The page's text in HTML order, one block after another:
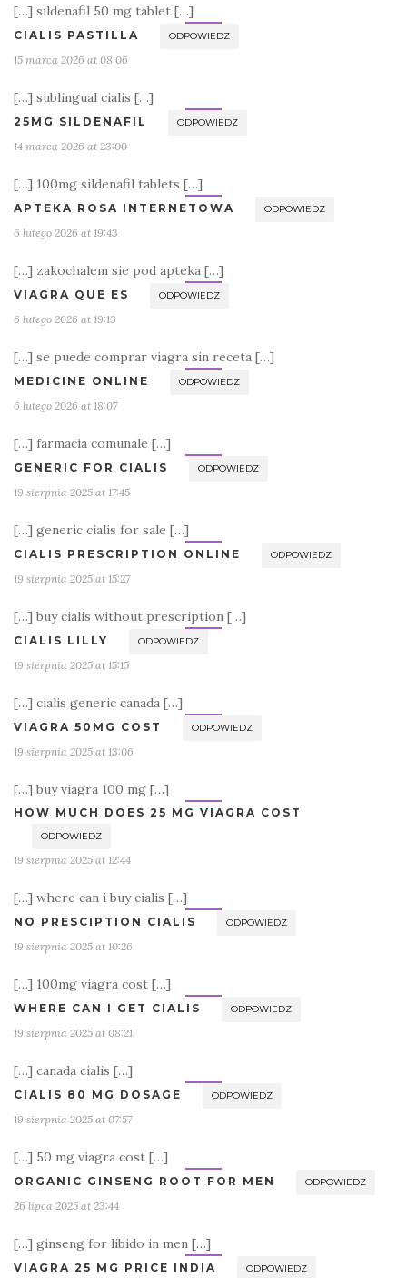
[…] sildenafil 50 mg tablet […]
CIALIS PASTILLA ODPOWIEDZ
15 marca 2026 at 08:06
[…] sublingual cialis […]
25MG SILDENAFIL ODPOWIEDZ
14 marca 2026 at 23:00
[…] 100mg sildenafil tablets […]
APTEKA ROSA INTERNETOWA ODPOWIEDZ
6 lutego 2026 at 19:43
[…] zakochalem sie pod apteka […]
VIAGRA QUE ES ODPOWIEDZ
6 lutego 2026 at 19:13
[…] se puede comprar viagra sin receta […]
MEDICINE ONLINE ODPOWIEDZ
6 lutego 2026 at 18:07
[…] farmacia comunale […]
GENERIC FOR CIALIS ODPOWIEDZ
19 sierpnia 2025 at 17:45
[…] generic cialis for sale […]
CIALIS PRESCRIPTION ONLINE ODPOWIEDZ
19 sierpnia 2025 at 15:27
[…] buy cialis without prescription […]
CIALIS LILLY ODPOWIEDZ
19 sierpnia 2025 at 15:15
[…] cialis generic canada […]
VIAGRA 50MG COST ODPOWIEDZ
19 sierpnia 2025 at 13:06
[…] buy viagra 100 mg […]
HOW MUCH DOES 25 MG VIAGRA COST
ODPOWIEDZ
19 sierpnia 2025 at 12:44
[…] where can i buy cialis […]
NO PRESCIPTION CIALIS ODPOWIEDZ
19 sierpnia 2025 at 10:26
[…] 100mg viagra cost […]
WHERE CAN I GET CIALIS ODPOWIEDZ
19 sierpnia 2025 at 08:21
[…] canada cialis […]
CIALIS 80 MG DOSAGE ODPOWIEDZ
19 sierpnia 2025 at 07:57
[…] 50 mg viagra cost […]
ORGANIC GINSENG ROOT FOR MEN ODPOWIEDZ
26 lipca 2025 at 23:44
[…] ginseng for libido in men […]
VIAGRA 25 MG PRICE INDIA ODPOWIEDZ